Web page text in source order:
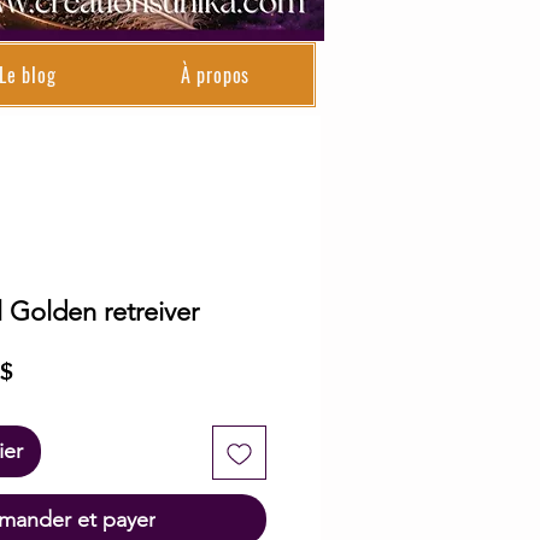
Le blog À propos
Golden retreiver
Prix
et payer